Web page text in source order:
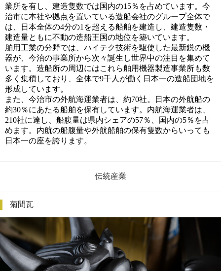
業所を有し、建造隻数では国内の15％を占めています。今
治市に本社や拠点を置いている造船会社のグループ全体で
は、日本全体の4分の1を超える船舶を建造し、建造隻数・
建造量ともに不動の造船王国の地位を築いています。
舶用工業の分野では、ハイテク技術を駆使した最新鋭の機
器が、今治の事業所から次々誕生し世界中の注目を集めて
います。造船所の周辺にはこれら舶用機器製造事業所も数
多く集積しており、全体で9千人が働く日本一の造船団地を
形成しています。
また、今治市の外航海運業者は、約70社。日本の外航船の
約30％にあたる船舶を保有しています。内航海運業者は、
210社に達し、船腹量は県内シェアの57％、国内の5％を占
めます。内航の船腹量や外航船舶の保有隻数からいっても
日本一の座を誇ります。
伝統産業
菊間瓦